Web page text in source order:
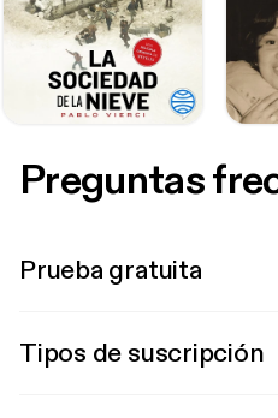
Preguntas
Prueba gratuita
Tipos de suscripción